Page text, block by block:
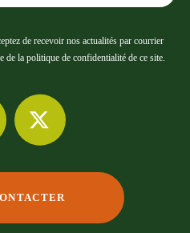
de recevoir nos actualités par courrier
de la politique de confidentialité de ce site.